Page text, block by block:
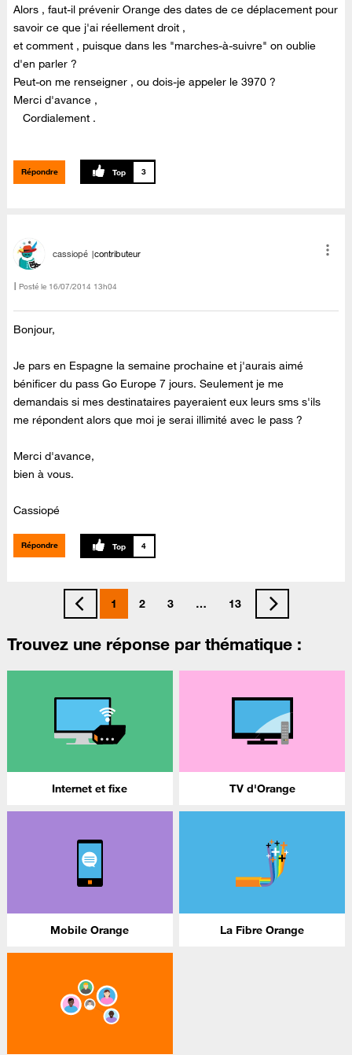
Alors , faut-il prévenir Orange des dates de ce déplacement pour
savoir ce que j'ai réellement droit ,
et comment , puisque dans les "marches-à-suivre" on oublie
d'en parler ?
Peut-on me renseigner , ou dois-je appeler le 3970 ?
Merci d'avance ,
Cordialement .
Répondre 3
cassiopé contributeur
Posté le ‎16/07/2014 13h04
Bonjour,
Je pars en Espagne la semaine prochaine et j'aurais aimé
bénificer du pass Go Europe 7 jours. Seulement je me
demandais si mes destinataires payeraient eux leurs sms s'ils
me répondent alors que moi je serai illimité avec le pass ?
Merci d'avance,
bien à vous.
Cassiopé
Répondre 4
1 2 3 … 13
Trouvez une réponse par thématique :
Internet et fixe TV d'Orange
Mobile Orange La Fibre Orange